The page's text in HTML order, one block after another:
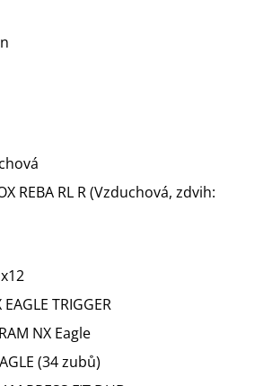
REBA RL R (Vzduchová, zdvih:
TRIGGER
NX Eagle
(34 zubů)